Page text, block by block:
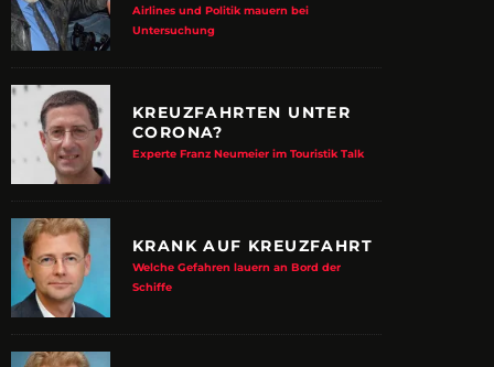
Airlines und Politik mauern bei
Untersuchung
KREUZFAHRTEN UNTER
CORONA?
Experte Franz Neumeier im Touristik Talk
KRANK AUF KREUZFAHRT
Welche Gefahren lauern an Bord der
Schiffe